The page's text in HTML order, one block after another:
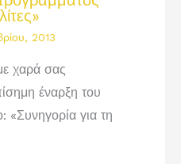
2013
χαρά σας
έναρξη του
«Συνηγορία για τη